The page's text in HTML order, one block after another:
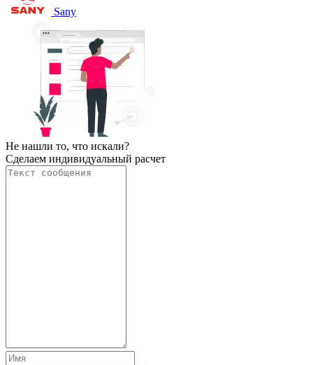
Sany
Не нашли то, что искали?
Сделаем индивидуальный расчет